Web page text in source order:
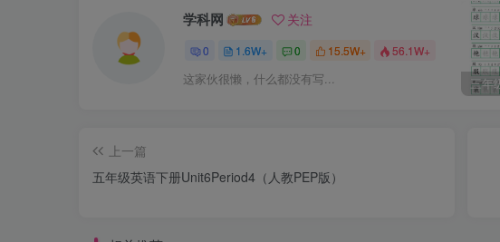
学科网 关注
0 1.6W+ 0 15.5W+ 56.1W+
这家伙很懒，什么都没有写...
上一篇
五年级英语下册Unit6Period4（人教PEP版）